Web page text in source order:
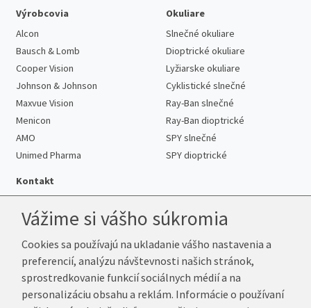
Výrobcovia
Alcon
Bausch & Lomb
Cooper Vision
Johnson & Johnson
Maxvue Vision
Menicon
AMO
Unimed Pharma
Okuliare
Slnečné okuliare
Dioptrické okuliare
Lyžiarske okuliare
Cyklistické slnečné
Ray-Ban slnečné
Ray-Ban dioptrické
SPY slnečné
SPY dioptrické
Kontakt
Telefón:+421 222 205 863
E-mail:info@k-sosovky.sk
Reklamačná adresa
Vážime si vášho súkromia
Cookies sa používajú na ukladanie vášho nastavenia a
preferencií, analýzu návštevnosti našich stránok,
sprostredkovanie funkcií sociálnych médií a na
personalizáciu obsahu a reklám. Informácie o používaní